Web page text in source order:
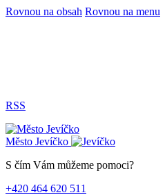
Rovnou na obsah Rovnou na menu
RSS
Město Jevíčko
S čím Vám můžeme pomoci?
+420 464 620 511